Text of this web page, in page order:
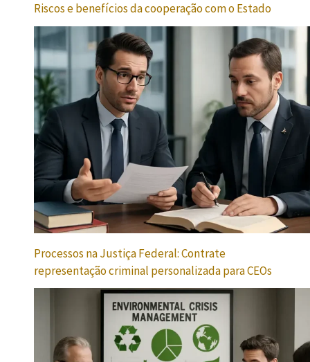
Riscos e benefícios da cooperação com o Estado
Processos na Justiça Federal: Contrate
representação criminal personalizada para CEOs